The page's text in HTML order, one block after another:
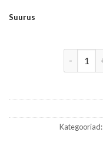
Suurus
Kategooriad: